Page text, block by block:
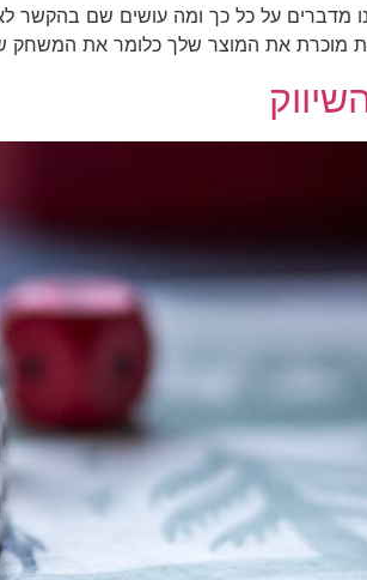
מדברים על כל כך ומה עושים שם בהקשר
מוכרת את המוצר שלך כלומר את